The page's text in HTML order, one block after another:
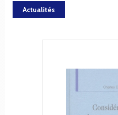
Actualités